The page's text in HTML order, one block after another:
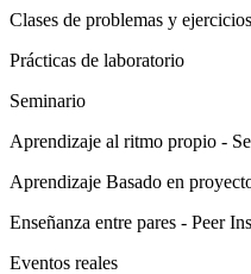
Clases de problemas y ejercicios
Prácticas de laboratorio
Seminario
Aprendizaje al ritmo propio -
Aprendizaje Basado en
Enseñanza entre pares - Peer
Eventos reales